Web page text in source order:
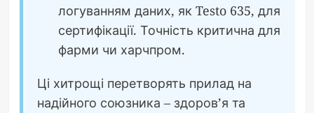
логуванням даних, як Testo 635, для
сертифікації. Точність критична для
фарми чи харчпром.
Ці хитрощі перетворять прилад на
надійного союзника – здоров’я та